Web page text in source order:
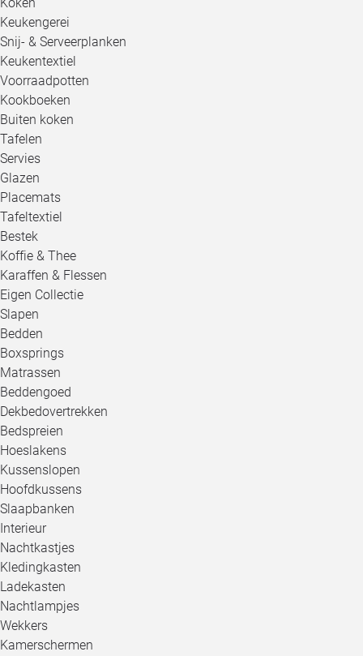
Keukengerei
Snij- & Serveerplanken
Keukentextiel
Voorraadpotten
Kookboeken
Buiten koken
Tafelen
Servies
Glazen
Placemats
Tafeltextiel
Bestek
Koffie & Thee
Karaffen & Flessen
Eigen Collectie
Slapen
Bedden
Boxsprings
Matrassen
Beddengoed
Dekbedovertrekken
Bedspreien
Hoeslakens
Kussenslopen
Hoofdkussens
Slaapbanken
Interieur
Nachtkastjes
Kledingkasten
Ladekasten
Nachtlampjes
Wekkers
Kamerschermen